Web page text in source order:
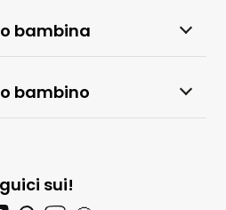
bambina
bambino
sui!